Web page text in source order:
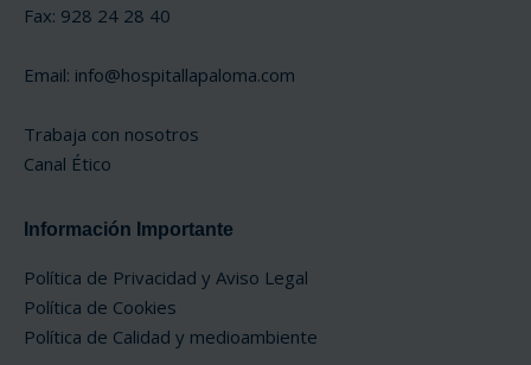
Fax: 928 24 28 40
Email: info@hospitallapaloma.com
Trabaja con nosotros
Canal Ético
Información Importante
Política de Privacidad y Aviso Legal
Política de Cookies
Política de Calidad y medioambiente